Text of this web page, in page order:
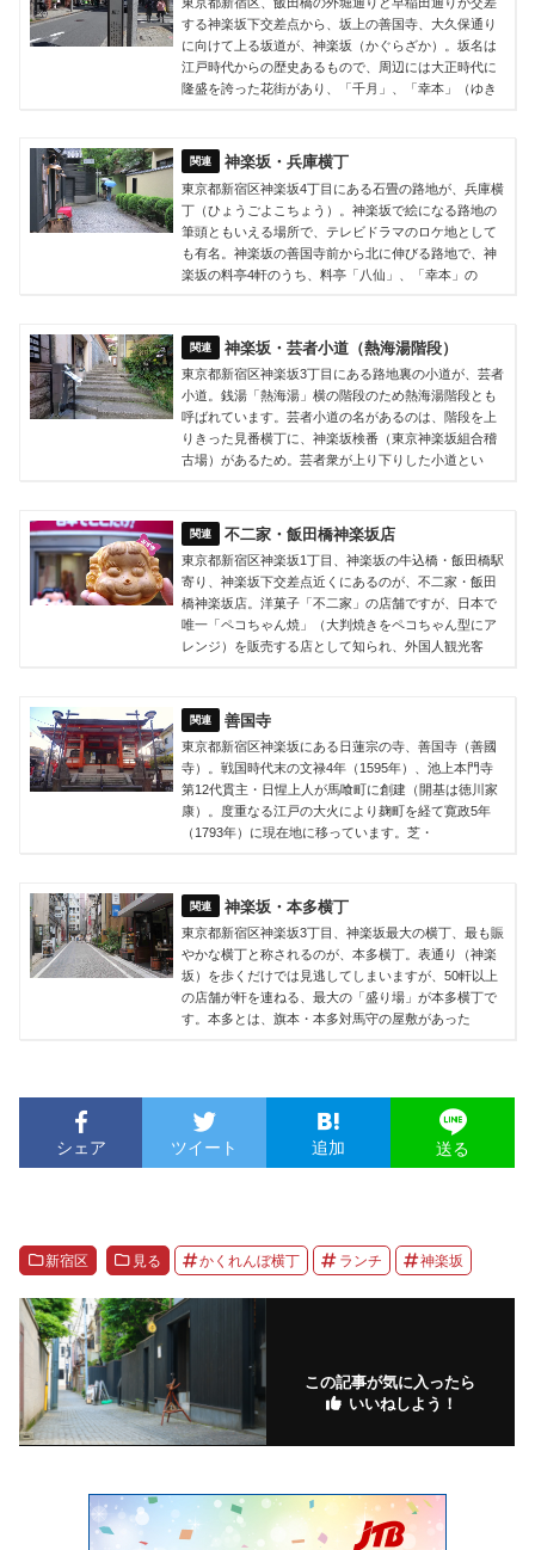
する神楽坂下交差点から、坂上の善国寺、大久保通り
に向けて上る坂道が、神楽坂（かぐらざか）。坂名は
江戸時代からの歴史あるもので、周辺には大正時代に
隆盛を誇った花街があり、「千月」、「幸本」（ゆき
神楽坂・兵庫横丁
東京都新宿区神楽坂4丁目にある石畳の路地が、兵庫横
丁（ひょうごよこちょう）。神楽坂で絵になる路地の
筆頭ともいえる場所で、テレビドラマのロケ地として
も有名。神楽坂の善国寺前から北に伸びる路地で、神
楽坂の料亭4軒のうち、料亭「八仙」、「幸本」の
神楽坂・芸者小道（熱海湯階段）
東京都新宿区神楽坂3丁目にある路地裏の小道が、芸者
小道。銭湯「熱海湯」横の階段のため熱海湯階段とも
呼ばれています。芸者小道の名があるのは、階段を上
りきった見番横丁に、神楽坂検番（東京神楽坂組合稽
古場）があるため。芸者衆が上り下りした小道とい
不二家・飯田橋神楽坂店
東京都新宿区神楽坂1丁目、神楽坂の牛込橋・飯田橋駅
寄り、神楽坂下交差点近くにあるのが、不二家・飯田
橋神楽坂店。洋菓子「不二家」の店舗ですが、日本で
唯一「ペコちゃん焼」（大判焼きをペコちゃん型にア
レンジ）を販売する店として知られ、外国人観光客
善国寺
東京都新宿区神楽坂にある日蓮宗の寺、善国寺（善國
寺）。戦国時代末の文禄4年（1595年）、池上本門寺
第12代貫主・日惺上人が馬喰町に創建（開基は徳川家
康）。度重なる江戸の大火により麹町を経て寛政5年
（1793年）に現在地に移っています。芝・
神楽坂・本多横丁
東京都新宿区神楽坂3丁目、神楽坂最大の横丁、最も賑
やかな横丁と称されるのが、本多横丁。表通り（神楽
坂）を歩くだけでは見逃してしまいますが、50軒以上
の店舗が軒を連ねる、最大の「盛り場」が本多横丁で
す。本多とは、旗本・本多対馬守の屋敷があった
シェア ツイート 追加 送る
新宿区 見る かくれんぼ横丁 ランチ 神楽坂
この記事が気に入ったら
いいねしよう！